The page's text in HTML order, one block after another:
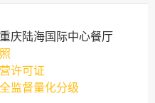
庆陆海国际中心餐厅
许可证
监督量化分级